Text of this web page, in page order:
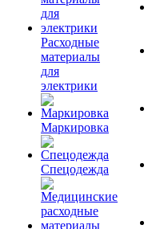
Расходные
материалы
для
электрики
Маркировка
Спецодежда